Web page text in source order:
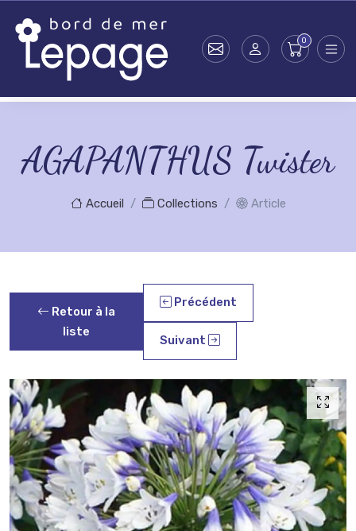
AGAPANTHUS Twister
Accueil Collections Article
Retour à la
liste
Précédent
Suivant